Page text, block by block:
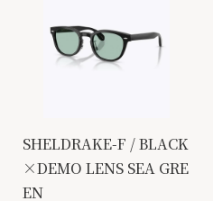
SHELDRAKE-F / BLACK
×DEMO LENS SEA GRE
EN